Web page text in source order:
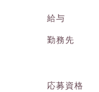
給与
勤務先
応募資格